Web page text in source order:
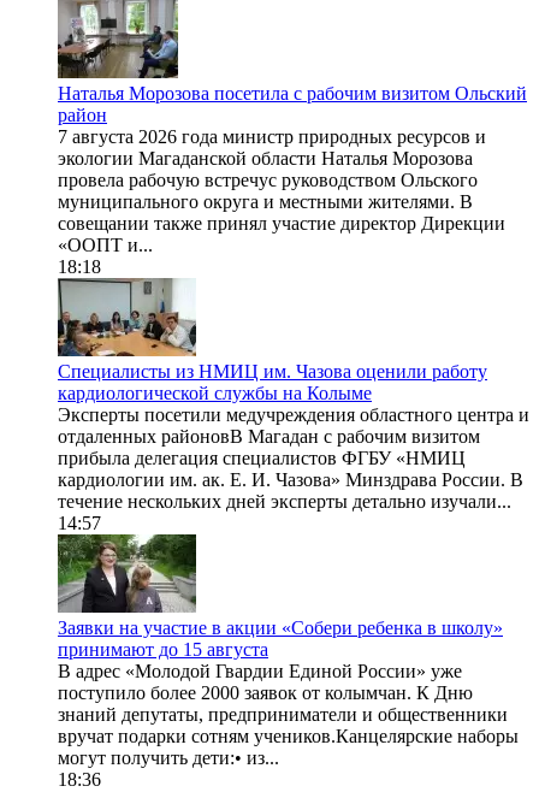
Наталья Морозова посетила с рабочим визитом Ольский
район
7 августа 2026 года министр природных ресурсов и
экологии Магаданской области Наталья Морозова
провела рабочую встречус руководством Ольского
муниципального округа и местными жителями. В
совещании также принял участие директор Дирекции
«ООПТ и...
18:18
Специалисты из НМИЦ им. Чазова оценили работу
кардиологической службы на Колыме
Эксперты посетили медучреждения областного центра и
отдаленных районовВ Магадан с рабочим визитом
прибыла делегация специалистов ФГБУ «НМИЦ
кардиологии им. ак. Е. И. Чазова» Минздрава России. В
течение нескольких дней эксперты детально изучали...
14:57
Заявки на участие в акции «Собери ребенка в школу»
принимают до 15 августа
В адрес «Молодой Гвардии Единой России» уже
поступило более 2000 заявок от колымчан. К Дню
знаний депутаты, предприниматели и общественники
вручат подарки сотням учеников.Канцелярские наборы
могут получить дети:• из...
18:36